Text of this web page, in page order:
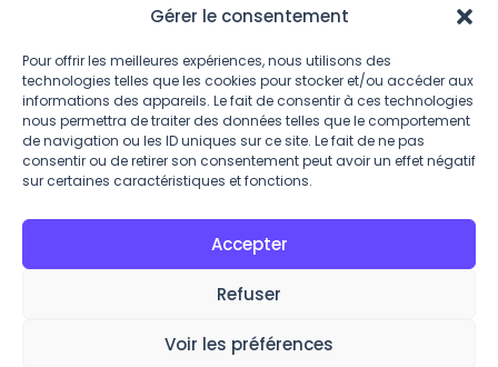
Gérer le consentement
Pour offrir les meilleures expériences, nous utilisons des
technologies telles que les cookies pour stocker et/ou accéder aux
informations des appareils. Le fait de consentir à ces technologies
nous permettra de traiter des données telles que le comportement
de navigation ou les ID uniques sur ce site. Le fait de ne pas
consentir ou de retirer son consentement peut avoir un effet négatif
sur certaines caractéristiques et fonctions.
Accepter
Refuser
Voir les préférences
Conditions Générales
Politique de confidentialité
Gestion des Cookies